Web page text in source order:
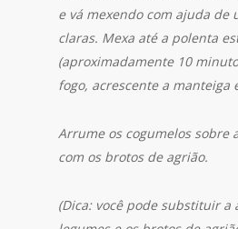
e vá mexendo com ajuda de
claras. Mexa até a polenta
(aproximadamente 10
fogo, acrescente a manteiga
Arrume os cogumelos sobre
com os brotos de agrião.
(Dica: você pode substituir a